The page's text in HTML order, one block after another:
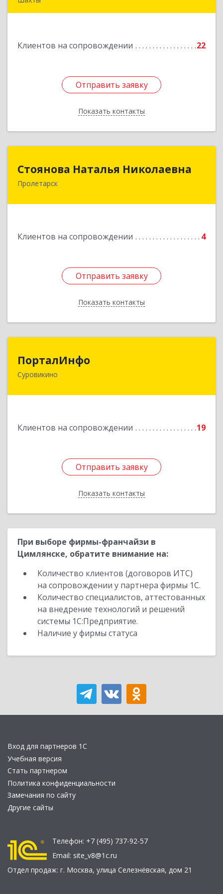
Клиентов на сопровождении 22
Отправить заявку
Показать контакты
Отправить заявку
Назад
Стоянова Наталья Николаевна
Пролетарск
Клиентов на сопровождении 4
Отправить заявку
Показать контакты
Отправить заявку
Назад
ПорталИнфо
Суровикино
Клиентов на сопровождении 19
Отправить заявку
Показать контакты
404414, г.Суровкино Волгоградской обл. ул. 1-й
Отправить заявку
Назад
При выборе фирмы-франчайзи в
Цимлянске, обратите внимание на:
Количество клиентов (договоров ИТС)
на сопровождении у партнера фирмы 1С.
Количество специалистов, аттестованных
на внедрение технологий и решений
системы 1С:Предприятие.
Наличие у фирмы статуса
Вход для партнеров 1С
Учебная версия
Стать партнером
Политика конфиденциальности
Замечания по сайту
Другие сайты
Телефон: +7 (495) 737-92-57
Email: site_v8@1c.ru
Отдел продаж: г. Москва, улица Селезнёвская, дом 21